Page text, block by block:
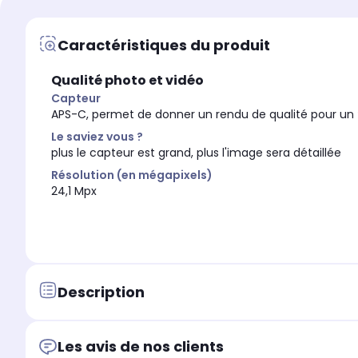
Technologie
CMOS
Résolution (en mégapixels)
24,1 Mpx
Plage de sensibilité ISO
24,2 Mpx
Caractéristiques du produit
Qualité photo et vidéo
Capteur
APS-C, permet de donner un rendu de qualité pour
Le saviez vous ?
plus le capteur est grand, plus l'image sera détaillée
Résolution (en mégapixels)
24,1 Mpx
Description
Les avis de nos clients